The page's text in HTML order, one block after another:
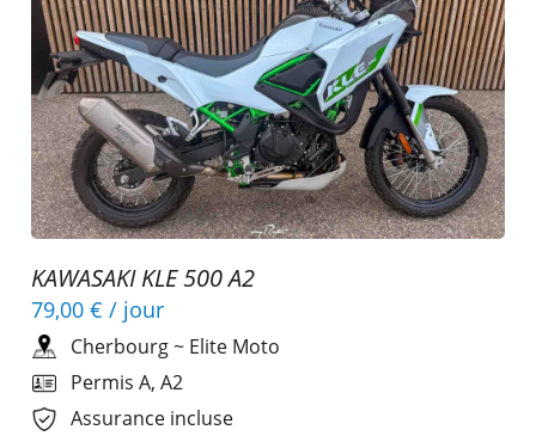
KAWASAKI KLE 500 A2
79,00 € / jour
Cherbourg~ Elite Moto
Permis A, A2
Assurance incluse